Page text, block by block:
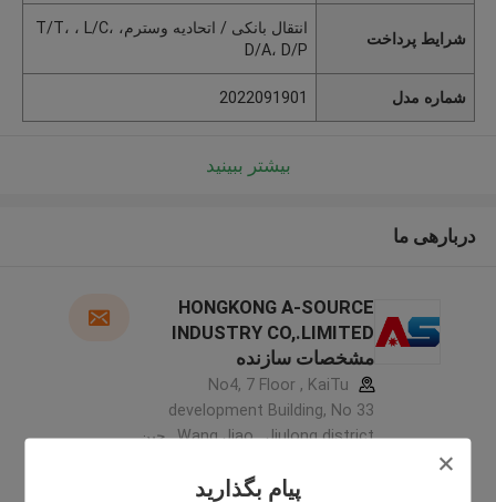
پیام بگذارید
شرایط پرداخت
انتقال بانکی / اتحادیه وسترم، T/T، ، L/C،
D/A، D/P
شماره مدل 2022091901
بیشتر ببینید
دربارهی ما
HONGKONG A-SOURCE
INDUSTRY CO,.LIMITED
مشخصات سازنده
No4, 7 Floor , KaiTu
development Building, No 33
,Wang Jiao , Jiulong district ,چین
کننده تایید شده